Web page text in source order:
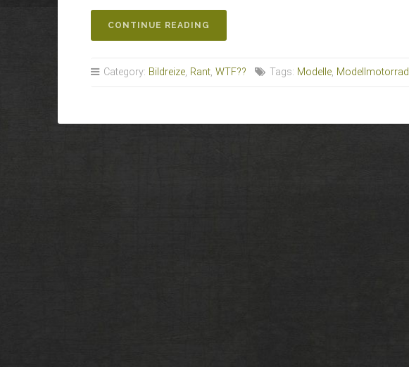
CONTINUE READING
FÜR
GESCHMACK“
Category: Bildreize, Rant,WTF?? Tags: Modelle, Modellmotorrad